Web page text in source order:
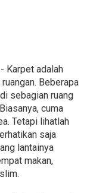
- Karpet adalah
Beberapa
sebagian ruang
cuma
Tetapi lihatlah
saja
lantainya
makan,